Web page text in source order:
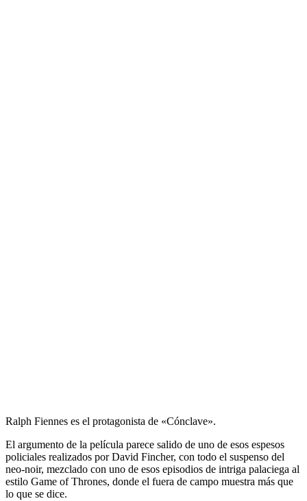
Ralph Fiennes es el protagonista de «Cónclave».
El argumento de la película parece salido de uno de esos espesos
policiales realizados por David Fincher, con todo el suspenso del
neo-noir, mezclado con uno de esos episodios de intriga palaciega al
estilo Game of Thrones, donde el fuera de campo muestra más que
lo que se dice.